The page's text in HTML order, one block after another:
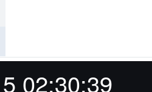
02:30:39